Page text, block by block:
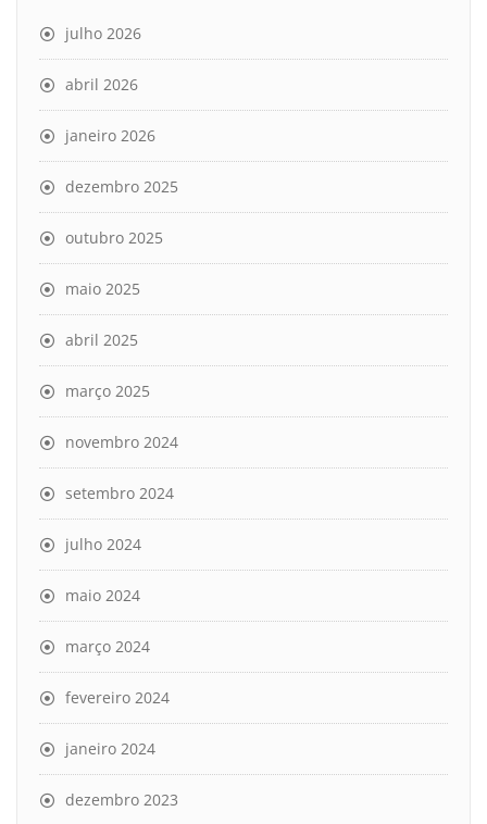
julho 2026
abril 2026
janeiro 2026
dezembro 2025
outubro 2025
maio 2025
abril 2025
março 2025
novembro 2024
setembro 2024
julho 2024
maio 2024
março 2024
fevereiro 2024
janeiro 2024
dezembro 2023